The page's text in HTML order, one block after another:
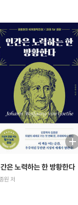
은 노력하는 한 방황한다
원 저